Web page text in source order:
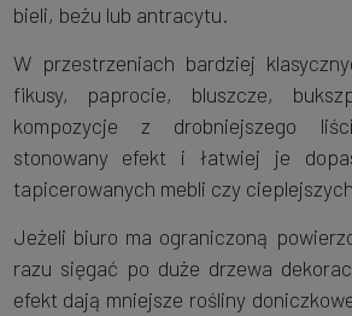
bieli, beżu lub antracytu.
W przestrzeniach bardziej
fikusy, paprocie, bluszcze,
kompozycje z drobniejszego
stonowany efekt i łatwiej je
tapicerowanych mebli czy
Jeżeli biuro ma ograniczoną
razu sięgać po duże drzewa
efekt dają mniejsze rośliny